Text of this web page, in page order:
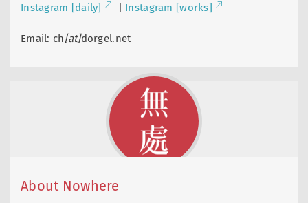
Instagram [daily]
| Instagram [works]
Email: ch[at]dorgel.net
About Nowhere